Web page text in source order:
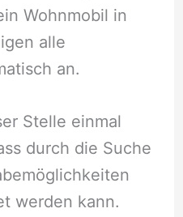
Wohnmobil in
alle
an.
Stelle einmal
durch die Suche
werden kann.